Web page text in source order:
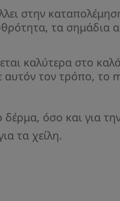
στην
τα σημάδια
καλύτερα στο καλά
τον τρόπο, το
δέρμα, όσο και για
τα χείλη.